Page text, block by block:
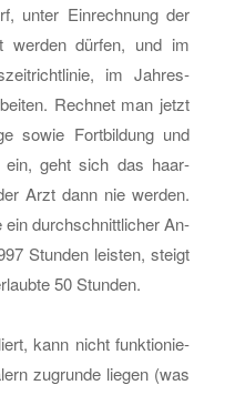
unter Ein­rech­nung der
wer­den dür­fen, und im
im Jah­res­
Rech­net man jetzt
sowie Fort­bil­dung und
ein, geht sich das haar­
Arzt dann nie wer­den.
ein durch­schnitt­li­cher An­
Stun­den leis­ten, steigt
50 Stun­den.
kann nicht funk­tio­nie­
zu­grun­de lie­gen (was